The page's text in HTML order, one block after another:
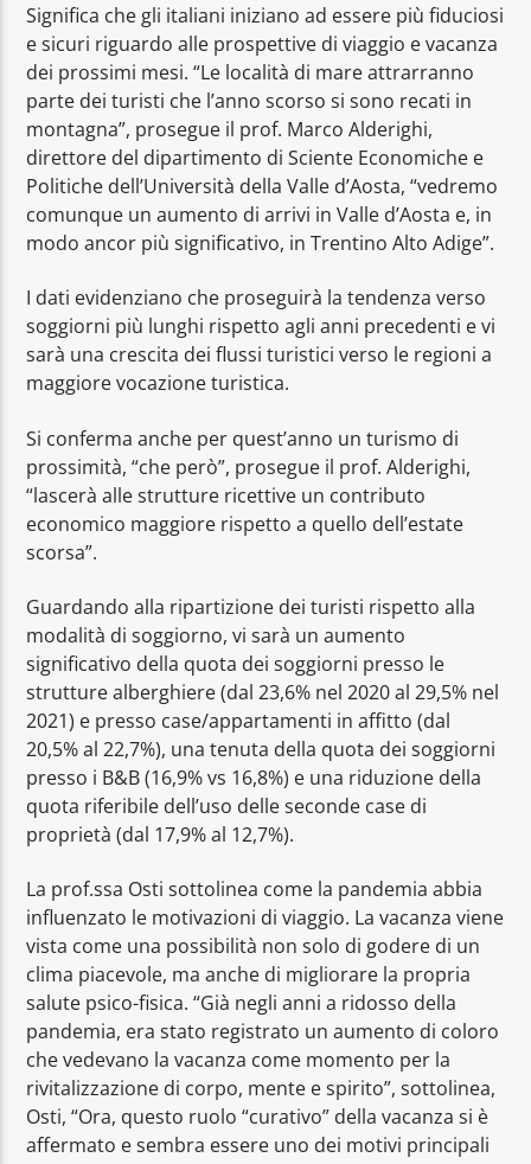
Significa che gli italiani iniziano ad essere più fiduciosi
e sicuri riguardo alle prospettive di viaggio e vacanza
dei prossimi mesi. “Le località di mare attrarranno
parte dei turisti che l’anno scorso si sono recati in
montagna”, prosegue il prof. Marco Alderighi,
direttore del dipartimento di Sciente Economiche e
Politiche dell’Università della Valle d’Aosta, “vedremo
comunque un aumento di arrivi in Valle d’Aosta e, in
modo ancor più significativo, in Trentino Alto Adige”.
I dati evidenziano che proseguirà la tendenza verso
soggiorni più lunghi rispetto agli anni precedenti e vi
sarà una crescita dei flussi turistici verso le regioni a
maggiore vocazione turistica.
Si conferma anche per quest’anno un turismo di
prossimità, “che però”, prosegue il prof. Alderighi,
“lascerà alle strutture ricettive un contributo
economico maggiore rispetto a quello dell’estate
scorsa”.
Guardando alla ripartizione dei turisti rispetto alla
modalità di soggiorno, vi sarà un aumento
significativo della quota dei soggiorni presso le
strutture alberghiere (dal 23,6% nel 2020 al 29,5% nel
2021) e presso case/appartamenti in affitto (dal
20,5% al 22,7%), una tenuta della quota dei soggiorni
presso i B&B (16,9% vs 16,8%) e una riduzione della
quota riferibile dell’uso delle seconde case di
proprietà (dal 17,9% al 12,7%).
La prof.ssa Osti sottolinea come la pandemia abbia
influenzato le motivazioni di viaggio. La vacanza viene
vista come una possibilità non solo di godere di un
clima piacevole, ma anche di migliorare la propria
salute psico-fisica. “Già negli anni a ridosso della
pandemia, era stato registrato un aumento di coloro
che vedevano la vacanza come momento per la
rivitalizzazione di corpo, mente e spirito”, sottolinea,
Osti, “Ora, questo ruolo “curativo” della vacanza si è
affermato e sembra essere uno dei motivi principali